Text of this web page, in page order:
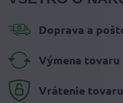
Doprava a
Výmena tovaru
Vrátenie